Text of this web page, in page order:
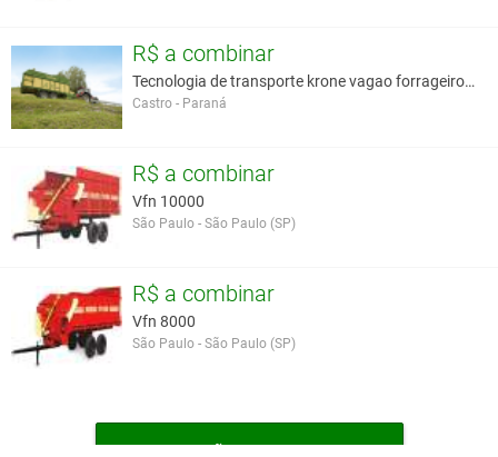
R$ a combinar
Tecnologia de transporte krone vagao forrageiro au
Castro - Paraná
R$ a combinar
Vfn 10000
São Paulo - São Paulo (SP)
R$ a combinar
Vfn 8000
São Paulo - São Paulo (SP)